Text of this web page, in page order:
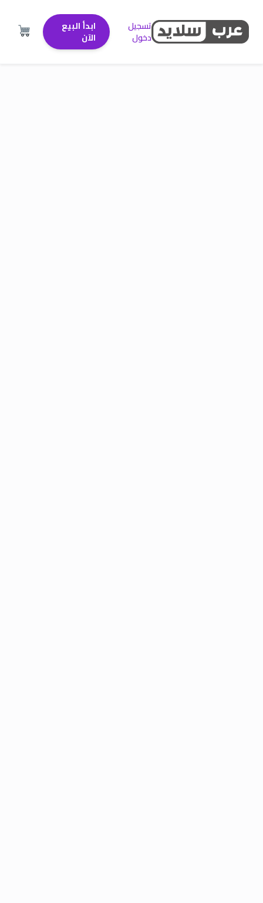
تسجيل
دخول
ابدأ البيع
الآن